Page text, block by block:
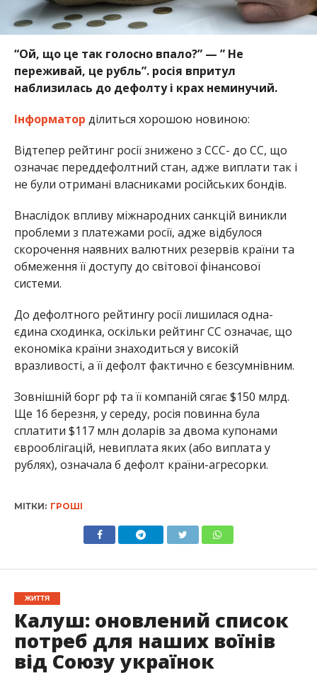
“Ой, що це так голосно впало?” — ” Не
переживай, це рубль”. росія впритул
наблизилась до дефолту і крах неминучий.
Інформатор ділиться хорошою новиною:
Відтепер рейтинг росії знижено з CCC- до CC, що
означає переддефолтний стан, адже виплати так і
не були отримані власниками російських бондів.
Внаслідок впливу міжнародних санкцій виникли
проблеми з платежами росії, адже відбулося
скорочення наявних валютних резервів країни та
обмеження її доступу до світової фінансової
системи.
До дефолтного рейтингу росії лишилася одна-
єдина сходинка, оскільки рейтинг СС означає, що
економіка країни знаходиться у високій
вразливості, а її дефолт фактично є безсумнівним.
Зовнішній борг рф та її компаній сягає $150 млрд.
Ще 16 березня, у середу, росія повинна була
сплатити $117 млн доларів за двома купонами
єврооблігацій, невиплата яких (або виплата у
рублях), означала б дефолт країни-агресорки.
МІТКИ: ГРОШІ
ЖИТТЯ
Калуш: оновлений список
потреб для наших воїнів
від Союзу українок